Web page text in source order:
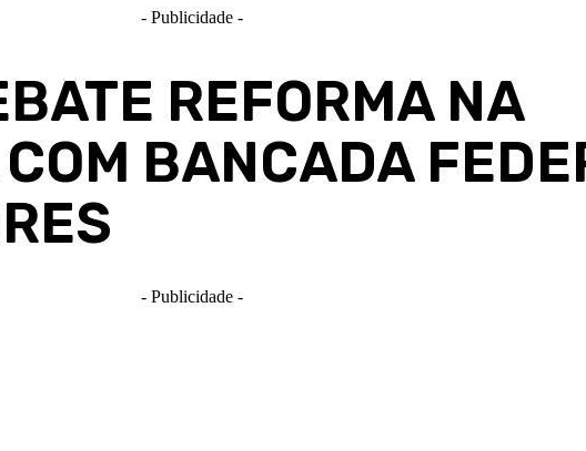
- Publicidade -
REFORMA NA
BANCADA
- Publicidade -